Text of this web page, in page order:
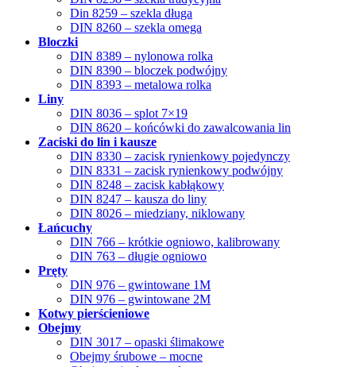
Din 8259 – szekla długa
DIN 8260 – szekla omega
Bloczki
DIN 8389 – nylonowa rolka
DIN 8390 – bloczek podwójny
DIN 8393 – metalowa rolka
Liny
DIN 8036 – splot 7×19
DIN 8620 – końcówki do zawalcowania lin
Zaciski do lin i kausze
DIN 8330 – zacisk rynienkowy pojedynczy
DIN 8331 – zacisk rynienkowy podwójny
DIN 8248 – zacisk kabłąkowy
DIN 8247 – kausza do liny
DIN 8026 – miedziany, niklowany
Łańcuchy
DIN 766 – krótkie ogniowo, kalibrowany
DIN 763 – długie ogniowo
Pręty
DIN 976 – gwintowane 1M
DIN 976 – gwintowane 2M
Kotwy pierścieniowe
Obejmy
DIN 3017 – opaski ślimakowe
Obejmy śrubowe – mocne